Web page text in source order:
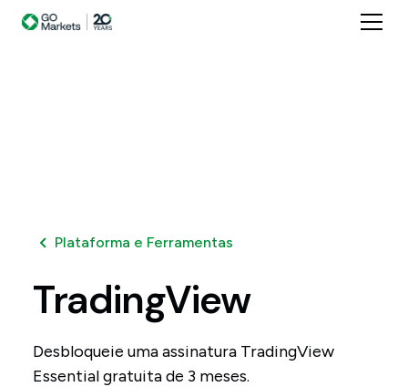
Plataforma e Ferramentas
TradingView
Desbloqueie uma assinatura TradingView
Essential gratuita de 3 meses.